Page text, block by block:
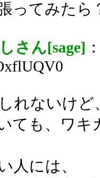
ってみたら
さん[sage]
れないけど
ても、ワキ
人には、